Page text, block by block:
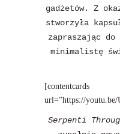
gadżetów. Z
stworzyła
zapraszając do
minimalistę
[contentcards
url=”https://
Serpenti